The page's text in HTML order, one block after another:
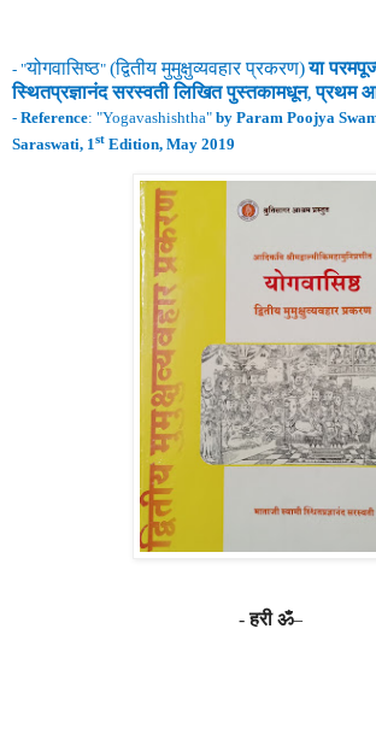
- "योगवासिष्ठ" (द्वितीय मुमुक्षुव्यवहार प्रकरण)या
स्थितप्रज्ञानंदसरस्वती लिखित पुस्तकामधून, प्रथम
- Reference: "Yogavashishtha" by Param Poojya
Saraswati, 1st Edition, May 2019
-हरी ॐ–